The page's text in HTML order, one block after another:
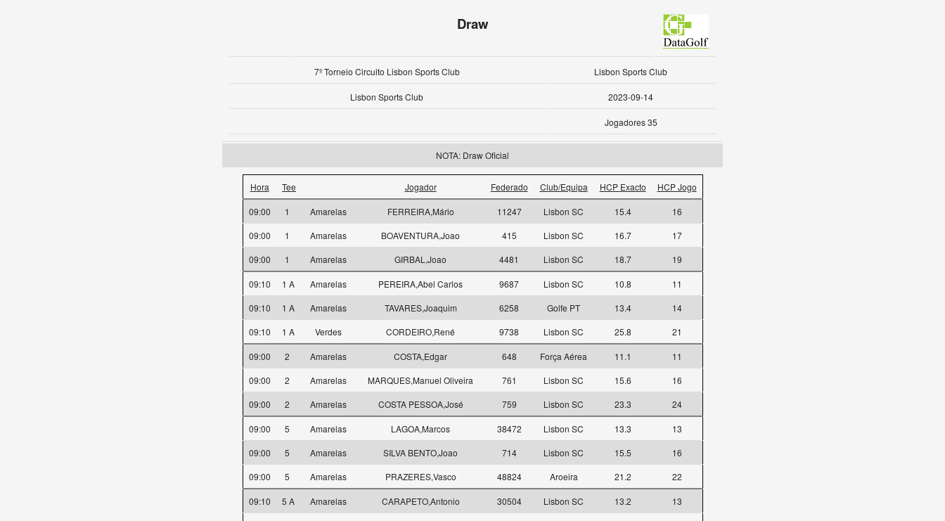
Draw
7º Torneio Circuito Lisbon Sports Club Lisbon Sports Club
Lisbon Sports Club 2023-09-14
Jogadores 35
NOTA: Draw Oficial
Hora Tee Jogador Federado Club/Equipa HCP Exacto HCP Jogo
09:00 1 Amarelas FERREIRA,Mário 11247 Lisbon SC 15.4
16
09:00
1 Amarelas BOAVENTURA,Joao 415 Lisbon SC 16.7
17
09:00
1 Amarelas GIRBAL,Joao 4481 Lisbon SC 18.7 19
09:10 1 A Amarelas PEREIRA,Abel Carlos 9687 Lisbon SC 10.8
11
09:10
1 A Amarelas TAVARES,Joaquim 6258 Golfe PT 13.4
14
09:10
1 A Verdes CORDEIRO,René 9738 Lisbon SC 25.8 21
09:00 2 Amarelas COSTA,Edgar 648 Força Aérea 11.1
11
09:00
2 Amarelas MARQUES,Manuel Oliveira 761 Lisbon SC 15.6
16
09:00
2 Amarelas COSTA PESSOA,José 759 Lisbon SC 23.3 24
09:00 5 Amarelas LAGOA,Marcos 38472 Lisbon SC 13.3
13
09:00
5 Amarelas SILVA BENTO,Joao 714 Lisbon SC 15.5
16
09:00
5 Amarelas PRAZERES,Vasco 48824 Aroeira 21.2 22
09:10 5 A Amarelas CARAPETO,Antonio 30504 Lisbon SC 13.2
13